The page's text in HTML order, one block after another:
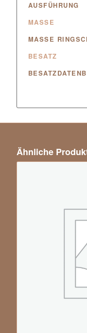
AUSFÜHRUNG
MASSE
MASSE
BESATZ
Ähnliche